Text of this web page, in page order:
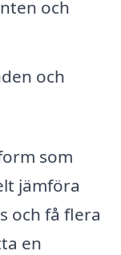
och
och
som
jämföra
och få flera
en